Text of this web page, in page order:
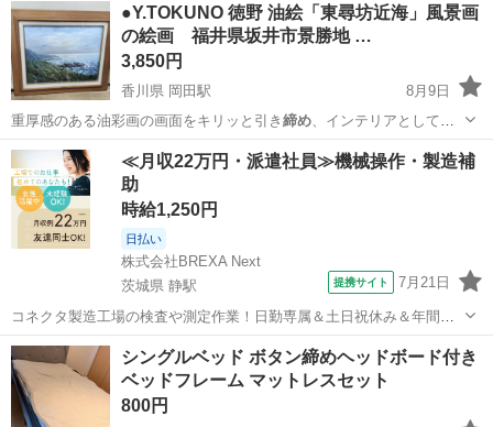
●Y.TOKUNO 徳野 油絵「東尋坊近海」風景画
の絵画 福井県坂井市景勝地 …
3,850円
香川県 岡田駅
8月9日
重厚感のある油彩画の画面をキリッと引き 締め、インテリアとして飾
った際にも強い存在…
香川 丸亀市 岡田駅 インテリア雑貨/小物 風景画
≪月収22万円・派遣社員≫機械操作・製造補
助
時給1,250円
日払い
株式会社BREXA Next
茨城県 静駅
提携サイト 7月21日
コネクタ製造工場の検査や測定作業！日勤専属＆土日祝休み＆年間休
日128日★クリーンルーム内作業★マイカー通勤OK＆無料駐車場あり
★就業先食堂利用可！日払い制度あり！《茨城県常陸大宮市》 人気の
工場のお仕事 ◇コネクタ製造工...
茨城 常陸大宮市 その他
シングルベッド ボタン締めヘッドボード付き
ベッドフレーム マットレスセット
800円